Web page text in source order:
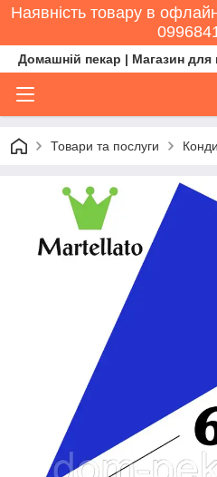
Наявність товару в
Домашній пекар | Магазин для
Товари та послуги